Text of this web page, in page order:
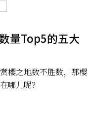
量Top5的五大
樱之地数不胜数，那樱
哪儿呢？